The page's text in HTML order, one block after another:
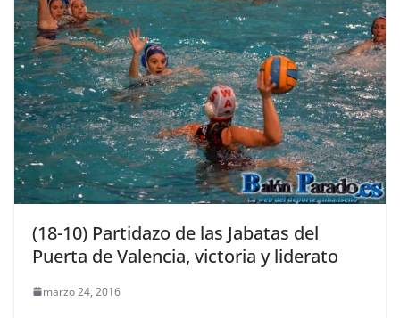
(18-10) Partidazo de las Jabatas del
Puerta de Valencia, victoria y liderato
marzo 24, 2016